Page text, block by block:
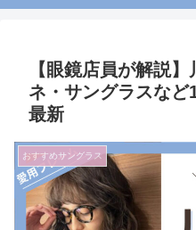
【眼鏡店員が解説
ネ・サングラスな
最新
おすすめサングラス